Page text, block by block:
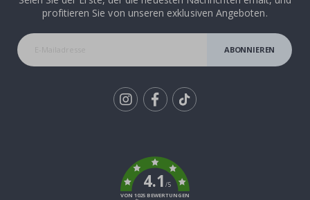
profitieren Sie von unseren exklusiven Angeboten.
ABONNIEREN
4.1/5
VON 1025 BEWERTUNGEN